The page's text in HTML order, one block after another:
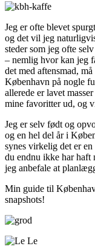
Jeg er ofte blevet
og det vil jeg
steder som jeg ofte
– nemlig hvor kan jeg
det med aftensmad,
København på nogle
allerede er lavet
mine favoritter ud, og
Jeg er selv født og
og en hel del år i
synes virkelig det er
du endnu ikke har haft
jeg anbefale at
Min guide til
snapshots!